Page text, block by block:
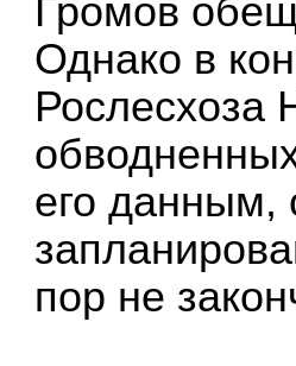
Громов
Однако в
Рослесхоза
его данным,
пор не